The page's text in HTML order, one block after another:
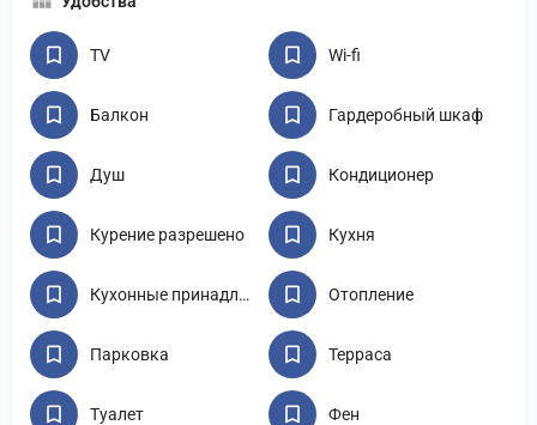
TV Wi-fi
Балкон Гардеробный шкаф
Душ Кондиционер
Курение разрешено Кухня
Кухонные принадлежности Отопление
Парковка Терраса
Туалет Фен